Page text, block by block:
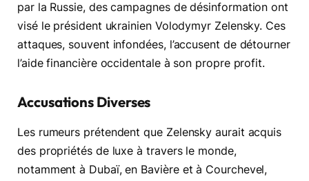
par la Russie, des campagnes de désinformation ont
visé le président ukrainien Volodymyr Zelensky. Ces
attaques, souvent infondées, l’accusent de détourner
l’aide financière occidentale à son propre profit.
Accusations Diverses
Les rumeurs prétendent que Zelensky aurait acquis
des propriétés de luxe à travers le monde,
notamment à Dubaï, en Bavière et à Courchevel,